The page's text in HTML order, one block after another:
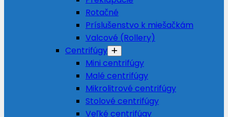
Rotačné
Príslušenstvo k miešačkám
Valcové (Rollery)
Centrifúgy
Mini centrifúgy
Malé centrifúgy
Mikrolitrové centrifúgy
Stolové centrifúgy
Veľké centrifúgy